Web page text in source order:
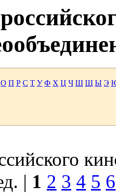
О П Р С Т У Ф Х Ц Ч Ш Щ Ы Э
| 1 2 3 4 5 6